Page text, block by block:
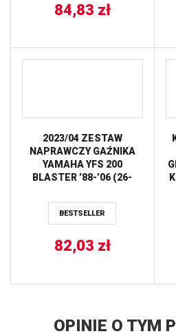
84,83 zł
2023/04 ZESTAW
NAPRAWCZY GAŹNIKA
YAMAHA YFS 200
BLASTER ’88-’06 (26-
BESTSELLER
82,03 zł
OPINIE O TYM